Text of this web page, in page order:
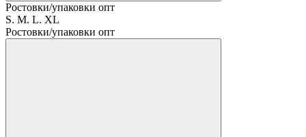
Ростовки/упаковки опт
S. M. L. XL
Ростовки/упаковки опт